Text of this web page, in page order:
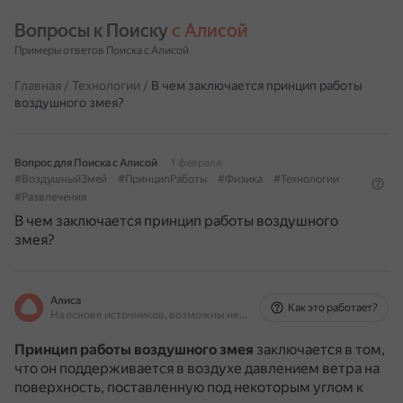
Вопросы к Поиску с Алисой
Примеры ответов Поиска с Алисой
Главная / Технологии / В чем заключается принцип работы
воздушного змея?
Вопрос для Поиска с Алисой
1 февраля
#ВоздушныйЗмей
#ПринципРаботы #Физика
#Технологии
#Развлечения
В чем заключается принцип работы воздушного
змея?
Алиса
На основе источников, возможны неточности
Как это работает?
Принцип работы воздушного змея заключается в том,
что он поддерживается в воздухе давлением ветра на
поверхность, поставленную под некоторым углом к